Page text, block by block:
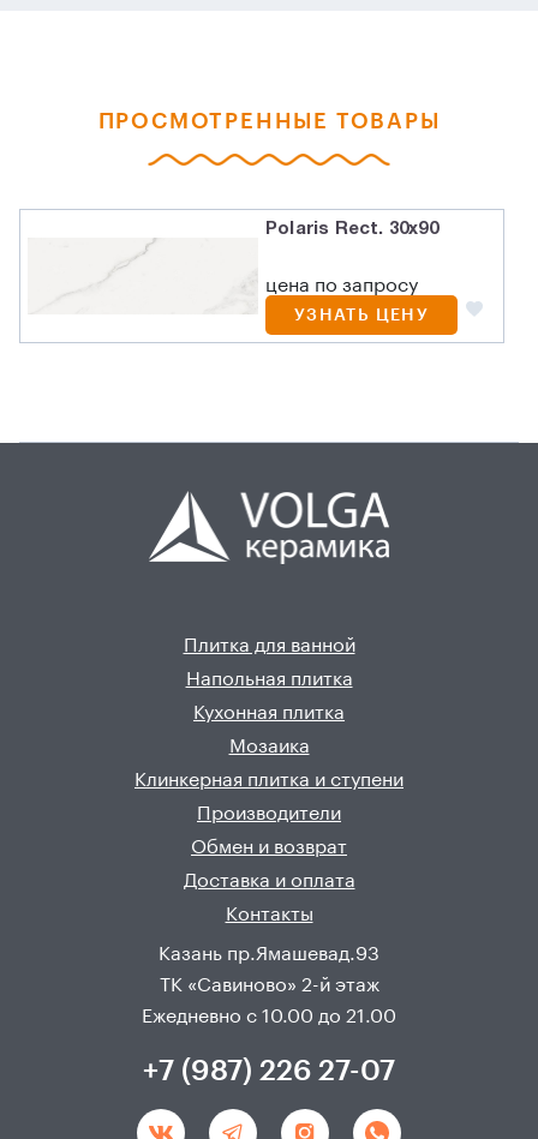
ПРОСМОТРЕННЫЕ ТОВАРЫ
Polaris Rect. 30х90
цена по запросу
УЗНАТЬ ЦЕНУ
Плитка для ванной
Напольная плитка
Кухонная плитка
Мозаика
Клинкерная плитка и ступени
Производители
Обмен и возврат
Доставка и оплата
Контакты
Казань пр.Ямашевад.93
ТК «Савиново» 2-й этаж
Ежедневно с 10.00 до 21.00
+7 (987) 226 27-07